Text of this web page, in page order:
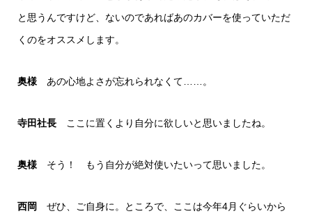
と思うんですけど、ないのであればあのカバーを使っていただ
くのをオススメします。
奥様 あの心地よさが忘れられなくて……。
寺田社長 ここに置くより自分に欲しいと思いましたね。
奥様 そう！ もう自分が絶対使いたいって思いました。
西岡
ぜひ、ご自身に。ところで、ここは今年4月ぐらいから